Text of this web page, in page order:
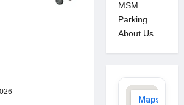
MSM
Parking
About Us